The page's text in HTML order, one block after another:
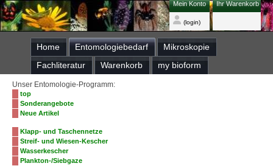
Ihr Warenkorb
Mein Konto
(login)
Home Entomologiebedarf
Mikroskopie
Fachliteratur
Warenkorb my bioform
Unser Entomologie-Programm:
top
Sonderangebote
Neue Artikel
Klapp- und Taschennetze
Streif- und Wiesen-Kescher
Wasserkescher
Plankton-/Siebgaze